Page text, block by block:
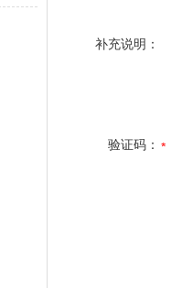
补充说明：
验证码：